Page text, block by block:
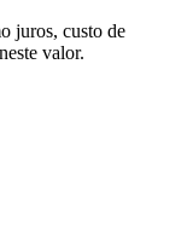
juros, custo de
valor.